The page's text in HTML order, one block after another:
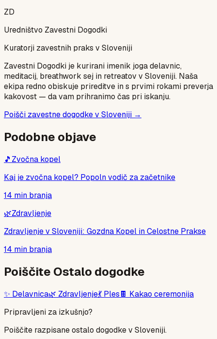
ZD
Uredništvo Zavestni Dogodki
Kuratorji zavestnih praks v Sloveniji
Zavestni Dogodki je kurirani imenik joga delavnic,
meditacij, breathwork sej in retreatov v Sloveniji. Naša
ekipa redno obiskuje prireditve in s prvimi rokami preverja
kakovost — da vam prihranimo čas pri iskanju.
Poišči zavestne dogodke v Sloveniji →
Podobne objave
🎵 Zvočna kopel
Kaj je zvočna kopel? Popoln vodič za začetnike
14 min branja
🌿Zdravljenje
Zdravljenje v Sloveniji: Gozdna Kopel in Celostne Prakse
14 min branja
Poiščite Ostalo dogodke
✨ Delavnica🌿 Zdravljenje💃 Ples🍫 Kakao ceremonija
Pripravljeni za izkušnjo?
Poiščite razpisaneostalo dogodke v Sloveniji.